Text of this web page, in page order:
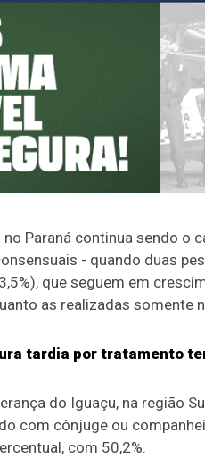
Paraná continua sendo o
- quando duas
que seguem em
as realizadas somente
tardia por tratamento
do Iguaçu, na região
com cônjuge ou
com 50,2%.